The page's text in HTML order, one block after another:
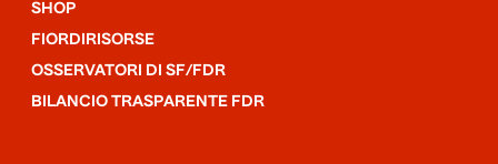
SHOP
FIORDIRISORSE
OSSERVATORI DI SF/FDR
BILANCIO TRASPARENTE FDR